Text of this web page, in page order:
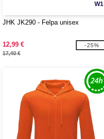
W1
JHK JK290 - Felpa unisex
12,99 €
17,40 €
-25%